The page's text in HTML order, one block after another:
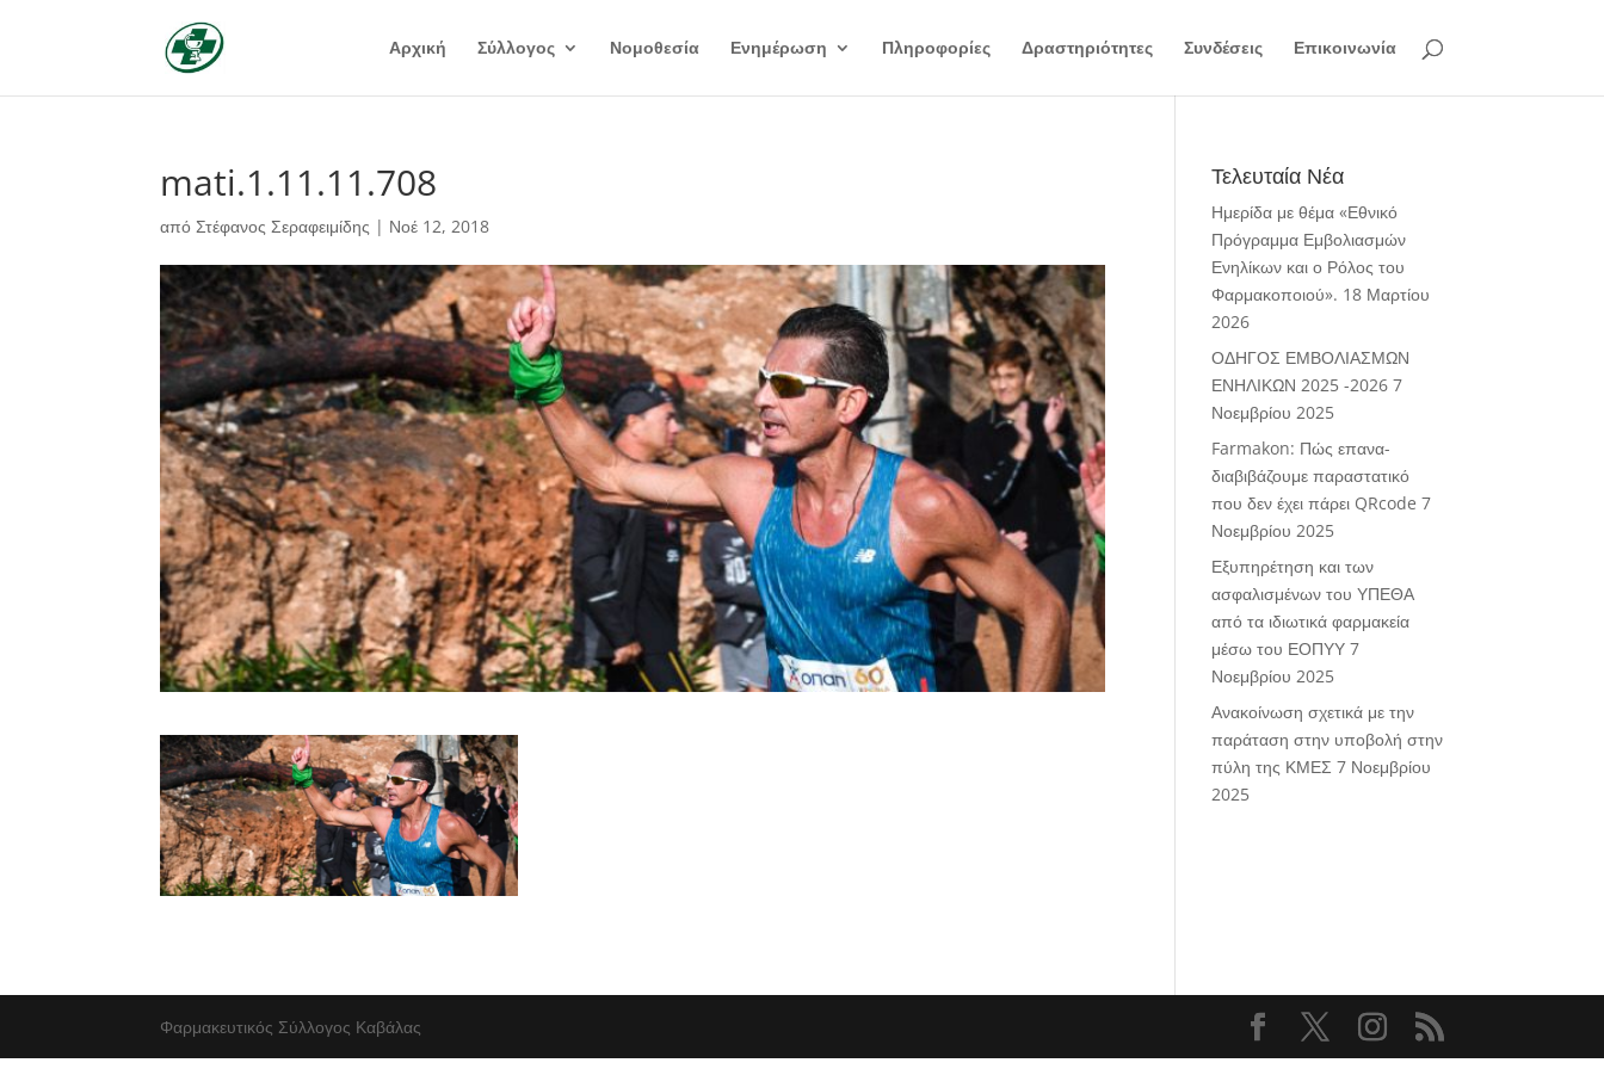
Αρχική Σύλλογος Νομοθεσία Ενημέρωση Πληροφορίες Δραστηριότητες Συνδέσεις Επικοινωνία
mati.1.11.11.708
απόΣτέφανος Σεραφειμίδης | Νοέ 12, 2018
Τελευταία Νέα
Ημερίδα με θέμα «Εθνικό
Πρόγραμμα Εμβολιασμών
Ενηλίκων και ο Ρόλος του
Φαρμακοποιού». 18 Μαρτίου
2026
ΟΔΗΓΟΣ ΕΜΒΟΛΙΑΣΜΩΝ
ΕΝΗΛΙΚΩΝ 2025 -2026 7
Νοεμβρίου 2025
Farmakon: Πώς επανα-
διαβιβάζουμε παραστατικό
που δεν έχει πάρει QRcode 7
Νοεμβρίου 2025
Εξυπηρέτηση και των
ασφαλισμένων του ΥΠΕΘΑ
από τα ιδιωτικά φαρμακεία
μέσω του ΕΟΠΥΥ 7
Νοεμβρίου 2025
Ανακοίνωση σχετικά με την
παράταση στην υποβολή στην
πύλη της ΚΜΕΣ 7 Νοεμβρίου
2025
Φαρμακευτικός Σύλλογος Καβάλας